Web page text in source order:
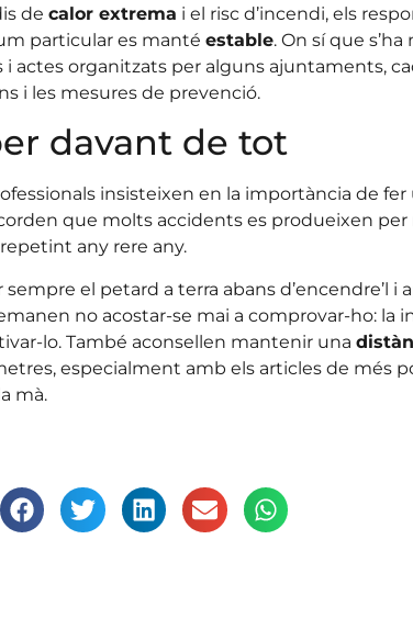
de calor extrema i el risc d’incendi, els
particular es manté estable. On sí que
i actes organitzats per alguns ajuntaments,
i les mesures de prevenció.
davant de tot
insisteixen en la importància de fer
que molts accidents es produeixen per
any rere any.
el petard a terra abans d’encendre’l i
no acostar-se mai a comprovar-ho: la
lo. També aconsellen mantenir una
especialment amb els articles de més
mà.